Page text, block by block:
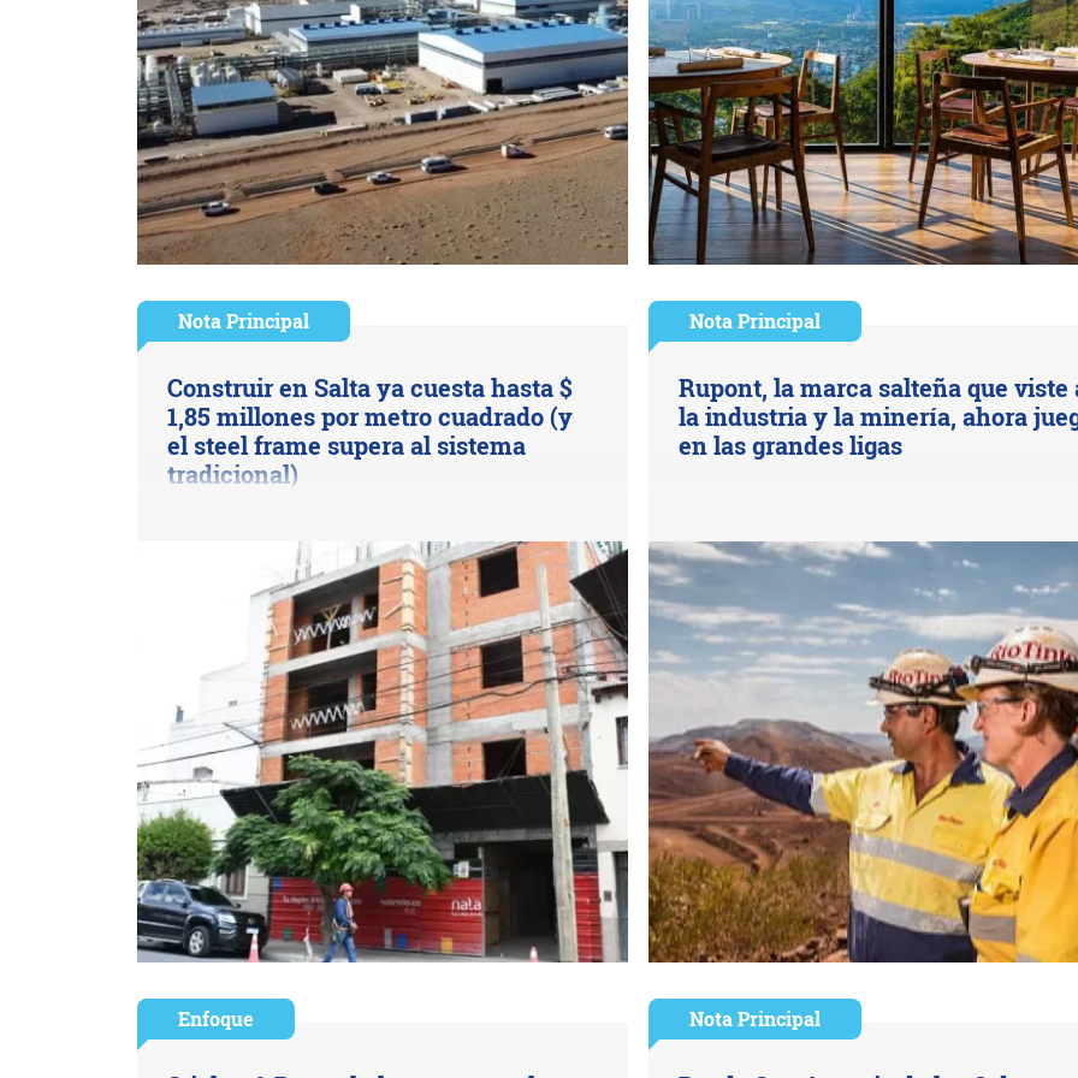
Nota Principal
Construir en Salta ya cuesta hasta $
1,85 millones por metro cuadrado (y
el steel frame supera al sistema
tradicional)
Nota Principal
Rupont, la marca salteña que viste
la industria y la minería, ahora
en las grandes ligas
Enfoque Nota Principal